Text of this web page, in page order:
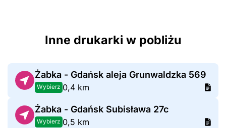
Inne drukarki w pobliżu
Żabka - Gdańsk aleja Grunwaldzka 569
Wybierz 0,4 km
Żabka - Gdańsk Subisława 27c
Wybierz 0,5 km